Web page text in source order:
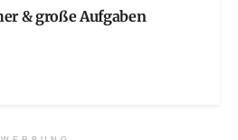
& große Aufgaben